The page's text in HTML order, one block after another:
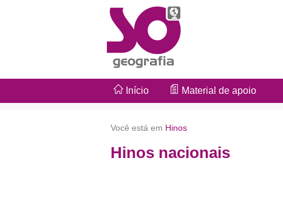
Início Material de apoio
Você está em Hinos
Hinos nacionais